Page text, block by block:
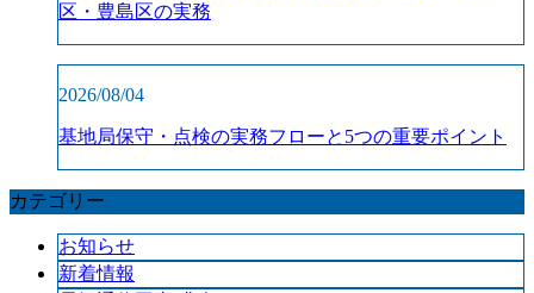
区・豊島区の実務
2026/08/04
基地局保守・点検の実務フローと5つの重要ポイント
カテゴリー
お知らせ
新着情報